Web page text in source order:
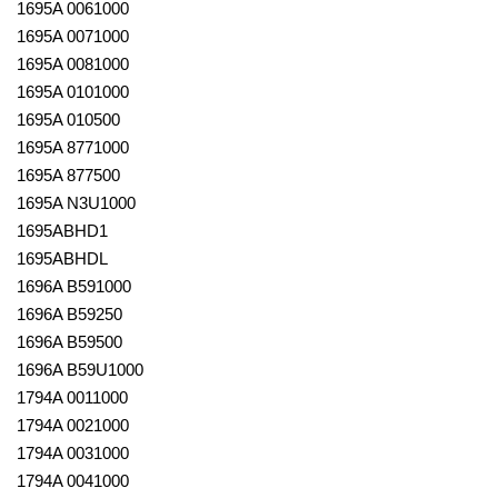
1695A 0061000
1695A 0071000
1695A 0081000
1695A 0101000
1695A 010500
1695A 8771000
1695A 877500
1695A N3U1000
1695ABHD1
1695ABHDL
1696A B591000
1696A B59250
1696A B59500
1696A B59U1000
1794A 0011000
1794A 0021000
1794A 0031000
1794A 0041000